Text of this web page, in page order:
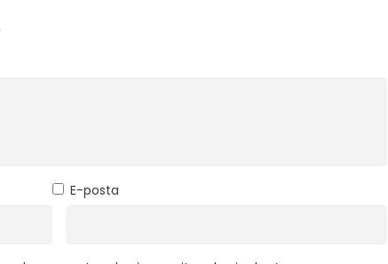
E-posta